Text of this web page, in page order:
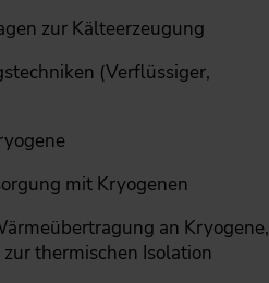
zur Kälteerzeugung
(Verflüssiger,
mit Kryogenen
an Kryogene,
thermischen Isolation